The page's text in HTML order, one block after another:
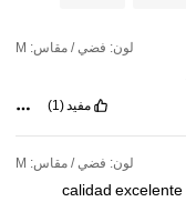
لون: فضي / مقاس: M
مفيد(1)
لون: فضي / مقاس: M
calidadexcelente